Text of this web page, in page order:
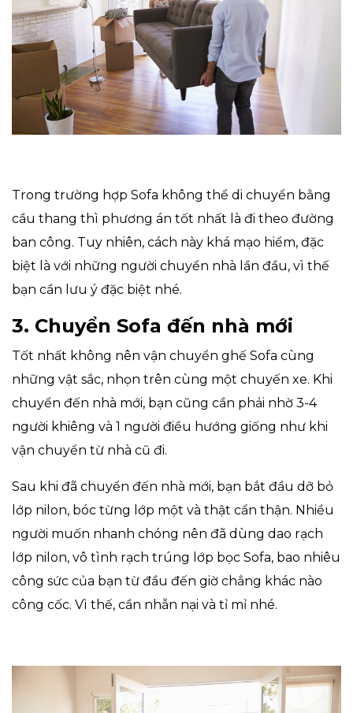
Trong trường hợp Sofa không thể di chuyển bằng
cầu thang thì phương án tốt nhất là đi theo đường
ban công. Tuy nhiên, cách này khá mạo hiểm, đặc
biệt là với những người chuyển nhà lần đầu, vì thế
bạn cần lưu ý đặc biệt nhé.
3. Chuyển Sofa đến nhà mới
Tốt nhất không nên vận chuyển ghế Sofa cùng
những vật sắc, nhọn trên cùng một chuyến xe. Khi
chuyển đến nhà mới, bạn cũng cần phải nhờ 3-4
người khiêng và 1 người điều hướng giống như khi
vận chuyển từ nhà cũ đi.
Sau khi đã chuyển đến nhà mới, bạn bắt đầu dỡ bỏ
lớp nilon, bóc từng lớp một và thật cẩn thận. Nhiều
người muốn nhanh chóng nên đã dùng dao rạch
lớp nilon, vô tình rạch trúng lớp bọc Sofa, bao nhiêu
công sức của bạn từ đầu đến giờ chẳng khác nào
công cốc. Vì thế, cần nhẫn nại và tỉ mỉ nhé.